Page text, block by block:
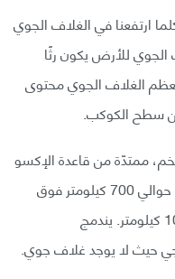
ارتفعنا في الغلاف الجوي
للأرض يكون رثًا
الغلاف الجوي محتوى
ممتدّة من قاعدة الإكسو
(الواقعة في أعلى الترموسفير على ارتفاع حوالي 700 كيلومتر فوق
مستوى سطح البحر) وحتى مسافة 10000 كيلومتر. يندمج
حيث لا يوجد غلاف جوي.